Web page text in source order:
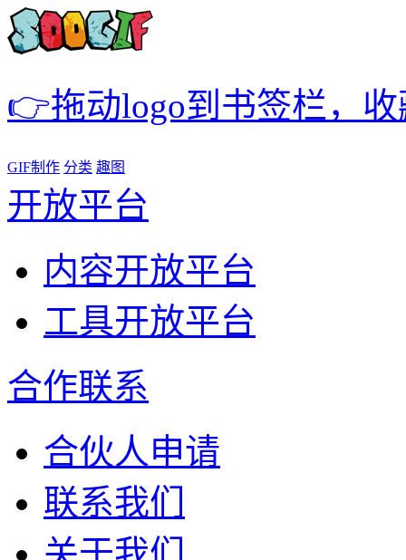
👉拖动logo到书签栏，
GIF制作 分类 趣图
开放平台
内容开放平台
工具开放平台
合作联系
合伙人申请
联系我们